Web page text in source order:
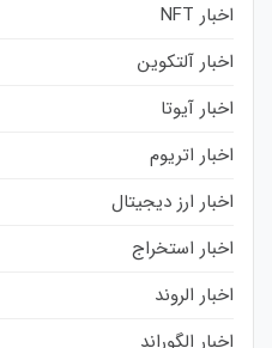
اخبار NFT
اخبار آلتکوین
اخبار آیوتا
اخبار اتریوم
اخبار ارز دیجیتال
اخبار استخراج
اخبار الروند
اخبار الگوراند